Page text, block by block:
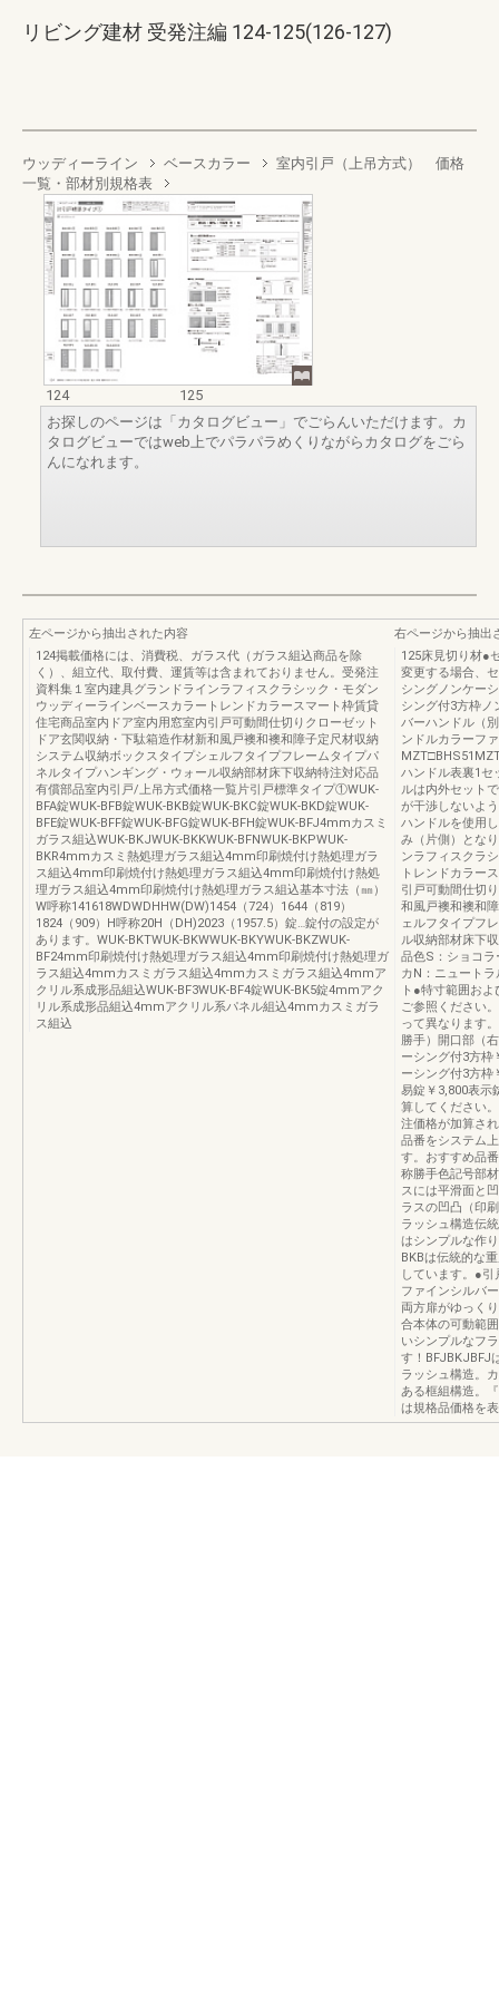
リビング建材 受発注編 124-125(126-127)
ウッディーライン ベースカラー
室内引戸（上吊方式） 価格
一覧・部材別規格表
124
125
お探しのページは「カタログビュー」でごらんいただけます。カ
タログビューではweb上でパラパラめくりながらカタログをごら
んになれます。
左ページから抽出された内容
124掲載価格には、消費税、ガラス代（ガラス組込商品を除
く）、組立代、取付費、運賃等は含まれておりません。受発注
資料集１室内建具グランドラインラフィスクラシック・モダン
ウッディーラインベースカラートレンドカラースマート枠賃貸
住宅商品室内ドア室内用窓室内引戸可動間仕切りクローゼット
ドア玄関収納・下駄箱造作材新和風戸襖和襖和障子定尺材収納
システム収納ボックスタイプシェルフタイプフレームタイプパ
ネルタイプハンギング・ウォール収納部材床下収納特注対応品
有償部品室内引戸/上吊方式価格一覧片引戸標準タイプ①WUK-
BFA錠WUK-BFB錠WUK-BKB錠WUK-BKC錠WUK-BKD錠WUK-
BFE錠WUK-BFF錠WUK-BFG錠WUK-BFH錠WUK-BFJ4mmカスミ
ガラス組込WUK-BKJWUK-BKKWUK-BFNWUK-BKPWUK-
BKR4mmカスミ熱処理ガラス組込4mm印刷焼付け熱処理ガラ
ス組込4mm印刷焼付け熱処理ガラス組込4mm印刷焼付け熱処
理ガラス組込4mm印刷焼付け熱処理ガラス組込基本寸法（㎜）
W呼称141618WDWDHHW(DW)1454（724）1644（819）
1824（909）H呼称20H（DH)2023（1957.5）錠…錠付の設定が
あります。WUK-BKTWUK-BKWWUK-BKYWUK-BKZWUK-
BF24mm印刷焼付け熱処理ガラス組込4mm印刷焼付け熱処理ガ
ラス組込4mmカスミガラス組込4mmカスミガラス組込4mmア
クリル系成形品組込WUK-BF3WUK-BF4錠WUK-BK5錠4mmアク
リル系成形品組込4mmアクリル系パネル組込4mmカスミガラ
ス組込
右ページから抽出
125床見切り材●
変更する場合、
シングノンケー
シング付3方枠ノ
バーハンドル（
ンドルカラーフ
ハンドル表裏1セ
ルは内外セット
が干渉しないよ
ハンドルを使用
み（片側）とな
ンラフィスクラ
トレンドカラー
引戸可動間仕切
和風戸襖和襖和
ェルフタイプフ
ル収納部材床下
品色S：ショコ
カN：ニュート
ト●特寸範囲お
ご参照ください
って異なります
勝手）開口部（
ーシング付3方枠
ーシング付3方枠
易錠￥3,800表示
算してください
注価格が加算さ
品番をシステム
す。おすすめ品
称勝手色記号部
スには平滑面と
ラスの凹凸（印
ラッシュ構造伝
はシンプルな作
BKBは伝統的な
しています。●
ファインシルバ
両方扉がゆっく
合本体の可動範
いシンプルなフ
す！BFJBKJBFJ
ラッシュ構造。
ある框組構造。
は規格品価格を